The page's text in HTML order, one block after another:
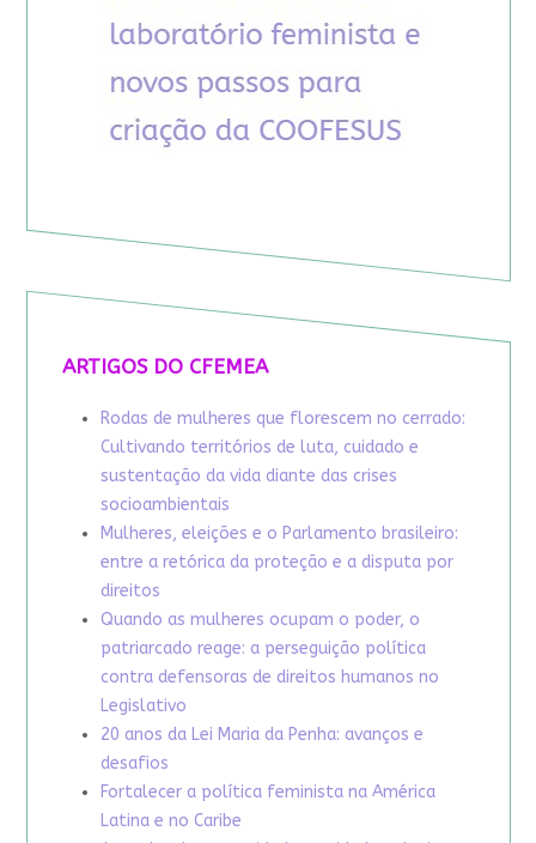
ARTIGOS DO CFEMEA
Rodas de mulheres que florescem no cerrado:
Cultivando territórios de luta, cuidado e
sustentação da vida diante das crises
socioambientais
Mulheres, eleições e o Parlamento brasileiro:
entre a retórica da proteção e a disputa por
direitos
Quando as mulheres ocupam o poder, o
patriarcado reage: a perseguição política
contra defensoras de direitos humanos no
Legislativo
20 anos da Lei Maria da Penha: avanços e
desafios
Fortalecer a política feminista na América
Latina e no Caribe